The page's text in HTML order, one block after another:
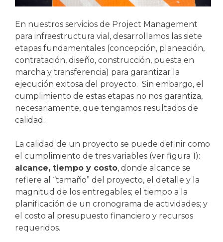
En nuestros servicios de Project Management
para infraestructura vial, desarrollamos las siete
etapas fundamentales (concepción, planeación,
contratación, diseño, construcción, puesta en
marcha y transferencia) para garantizar la
ejecución exitosa del proyecto. Sin embargo, el
cumplimiento de estas etapas no nos garantiza,
necesariamente, que tengamos resultados de
calidad.
La calidad de un proyecto se puede definir como
el cumplimiento de tres variables (ver figura 1):
alcance, tiempo y costo, donde alcance se
refiere al “tamaño” del proyecto, el detalle y la
magnitud de los entregables; el tiempo a la
planificación de un cronograma de actividades; y
el costo al presupuesto financiero y recursos
requeridos.